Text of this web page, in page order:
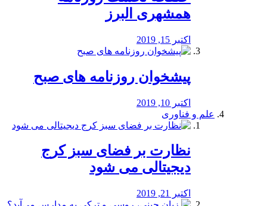
همشهری البرز
اکتبر 15, 2019
پیشخوان روزنامه های صبح
اکتبر 10, 2019
علم و فناوری
نظارت بر فضای سبز کرج
دیجیتالی می شود
اکتبر 21, 2019